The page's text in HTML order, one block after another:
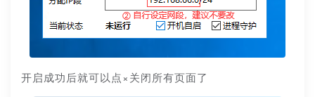
开启成功后就可以点×关闭所有页面了